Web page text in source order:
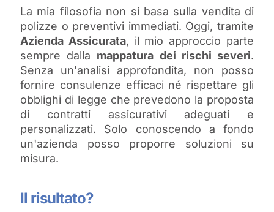
La mia filosofia non si basa sulla vendita di
polizze o preventivi immediati. Oggi, tramite
Azienda Assicurata, il mio approccio parte
sempre dalla mappatura dei rischi severi.
Senza un'analisi approfondita, non posso
fornire consulenze efficaci né rispettare gli
obblighi di legge che prevedono la proposta
di contratti assicurativi adeguati e
personalizzati. Solo conoscendo a fondo
un'azienda posso proporre soluzioni su
misura.
Il risultato?